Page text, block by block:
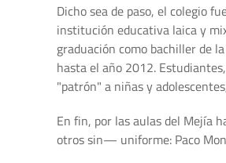
Dicho sea de paso, el colegio
institución educativa laica y
graduación como bachiller de
hasta el año 2012.
"patrón" a niñas y
En fin, por las aulas del Mejía
otros sin— uniforme: Paco